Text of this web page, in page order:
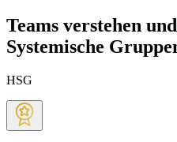
Teams verstehen
Systemische
HSG